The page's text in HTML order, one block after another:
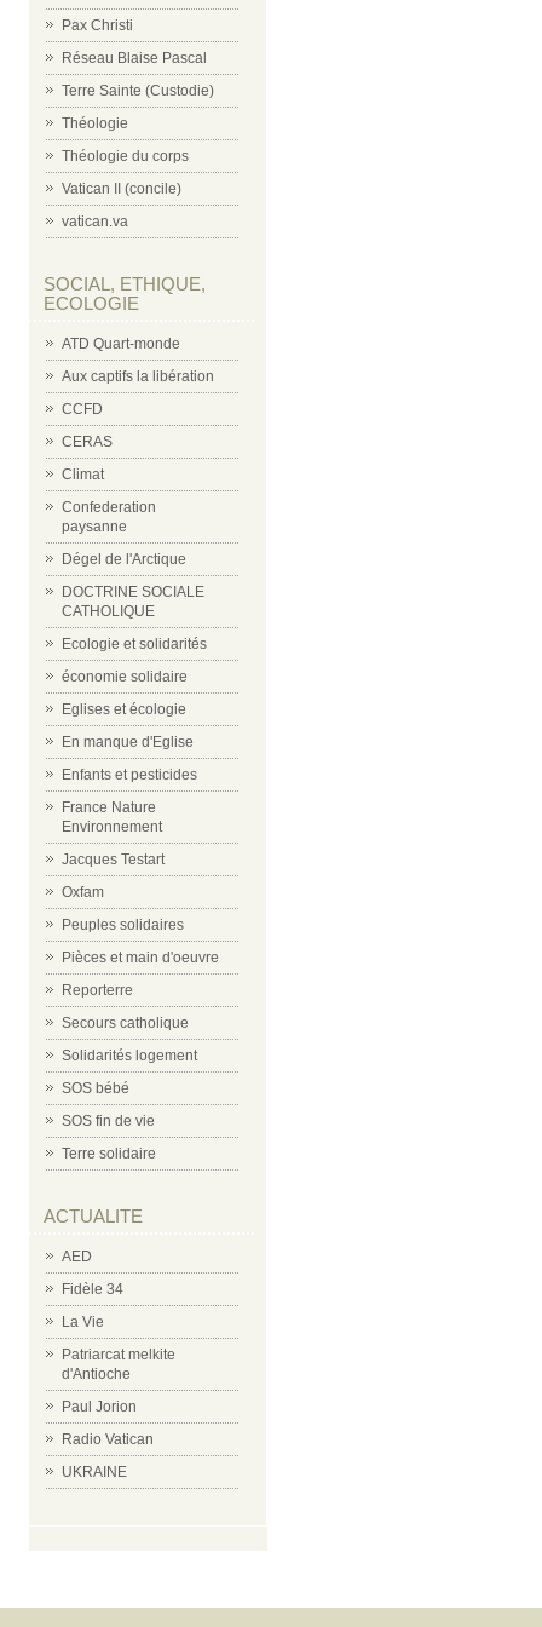
Pax Christi
Réseau Blaise Pascal
Terre Sainte (Custodie)
Théologie
Théologie du corps
Vatican II (concile)
vatican.va
SOCIAL, ETHIQUE,
ECOLOGIE
ATD Quart-monde
Aux captifs la libération
CCFD
CERAS
Climat
Confederation
paysanne
Dégel de l'Arctique
DOCTRINE SOCIALE
CATHOLIQUE
Ecologie et solidarités
économie solidaire
Eglises et écologie
En manque d'Eglise
Enfants et pesticides
France Nature
Environnement
Jacques Testart
Oxfam
Peuples solidaires
Pièces et main d'oeuvre
Reporterre
Secours catholique
Solidarités logement
SOS bébé
SOS fin de vie
Terre solidaire
ACTUALITE
AED
Fidèle 34
La Vie
Patriarcat melkite
d'Antioche
Paul Jorion
Radio Vatican
UKRAINE